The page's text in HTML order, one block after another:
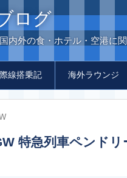
ログ
内外の食・ホテル・空港に
線搭乗記 海外ラウンジ